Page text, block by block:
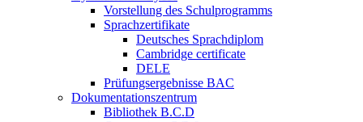
Vorstellung des Schulprogramms
Sprachzertifikate
Deutsches Sprachdiplom
Cambridge certificate
DELE
Prüfungsergebnisse BAC
Dokumentationszentrum
Bibliothek B.C.D